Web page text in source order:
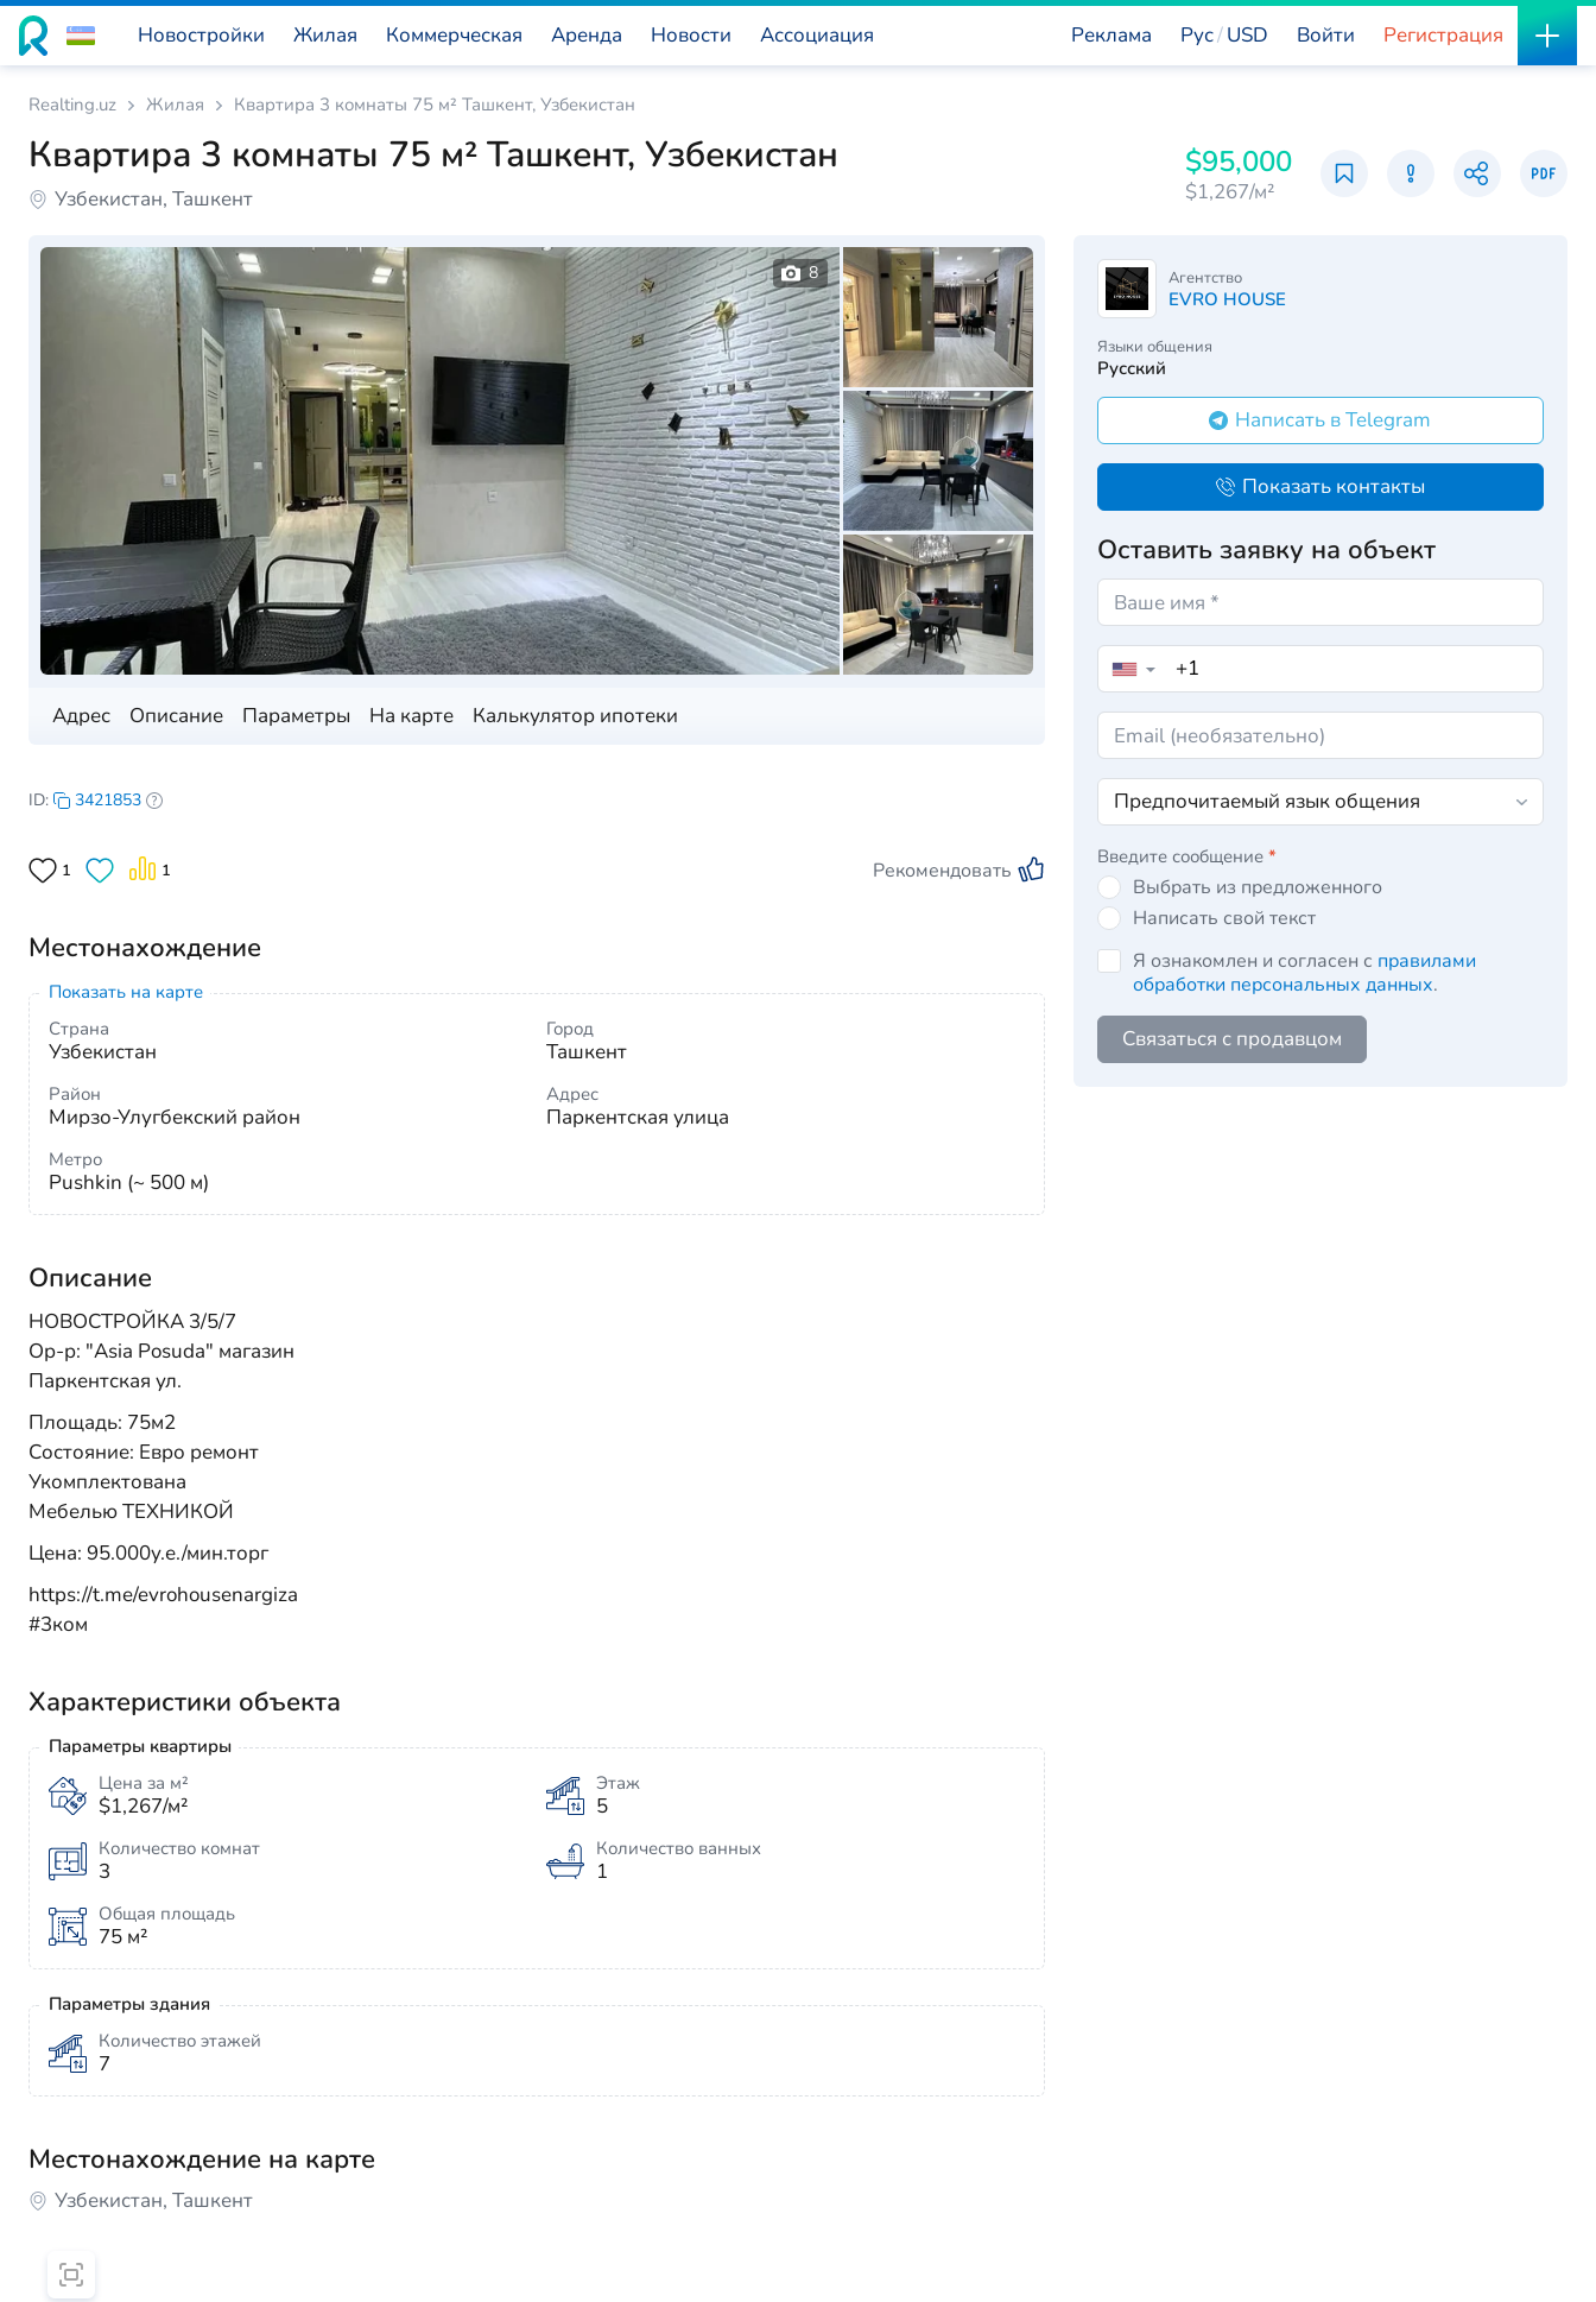
Реклама
Новостройки Жилая Коммерческая Аренда Новости Ассоциация Рус USD Войти Регистрация
Realting.uz Жилая Квартира 3 комнаты 75 м² Ташкент, Узбекистан
Квартира 3 комнаты 75 м² Ташкент, Узбекистан
Узбекистан, Ташкент
$95,000
$1,267/м²
Адрес Описание Параметры На карте Калькулятор ипотеки
8
ID: 3421853
1 1 Рекомендовать
Местонахождение
Показать на карте
Страна
Узбекистан
Город
Ташкент
Район
Мирзо-Улугбекский район
Адрес
Паркентская улица
Метро
Pushkin (~ 500 м)
Описание
НОВОСТРОЙКА 3/5/7
Ор-р: "Asia Posuda" магазин
Паркентская ул.
Площадь: 75м2
Состояние: Евро ремонт
Укомплектована
Мебелью ТЕХНИКОЙ
Цена: 95.000у.е./мин.торг
https://t.me/evrohousenargiza
#3ком
Характеристики объекта
Параметры квартиры
Цена за м²
$1,267/м²
Этаж
5
Количество комнат
3
Количество ванных
1
Общая площадь
75 м²
Параметры здания
Количество этажей
7
Местонахождение на карте
Узбекистан, Ташкент
Агентство
EVRO HOUSE
Языки общения
Русский
Написать в Telegram
Показать контакты
Оставить заявку на объект
▼
Введите сообщение *
Выбрать из предложенного
Написать свой текст
Я ознакомлен и согласен с правилами
обработки персональных данных.
Связаться с продавцом